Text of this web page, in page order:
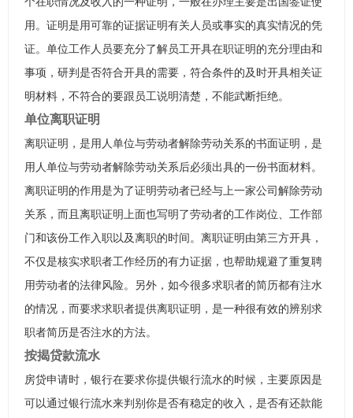
用。证明是用可靠的证据证明有关人员或事实的真实情况的凭
证。单位工作人员要充分了解员工开具在职证明的充分理由和
事项，研判是否符合开具的需要，符合条件的及时开具相关证
明材料，不符合的要跟员工说明清楚，不能武断拒绝。
单位离职证明
离职证明，是用人单位与劳动者解除劳动关系的书面证明，是
用人单位与劳动者解除劳动关系后必须出具的一份书面材料。
离职证明的作用是为了证明劳动者已经与上一家公司解除劳动
关系，而且离职证明上面也写明了劳动者的工作岗位、工作部
门和该份工作入职以及离职的时间。离职证明由第三方开具，
不仅是核实求职者工作经历的有力证据，也帮助规避了重复聘
用劳动者的法律风险。另外，如今很多求职者的简历都有注水
的情况，而要求求职者提供离职证明，是一种很有效的辨别求
职者简历是否注水的方法。
按揭贷款流水
房贷申请时，银行在要求你提供银行流水的时候，主要原因是
可以通过银行流水来判别你是否有稳定的收入，是否有还款能